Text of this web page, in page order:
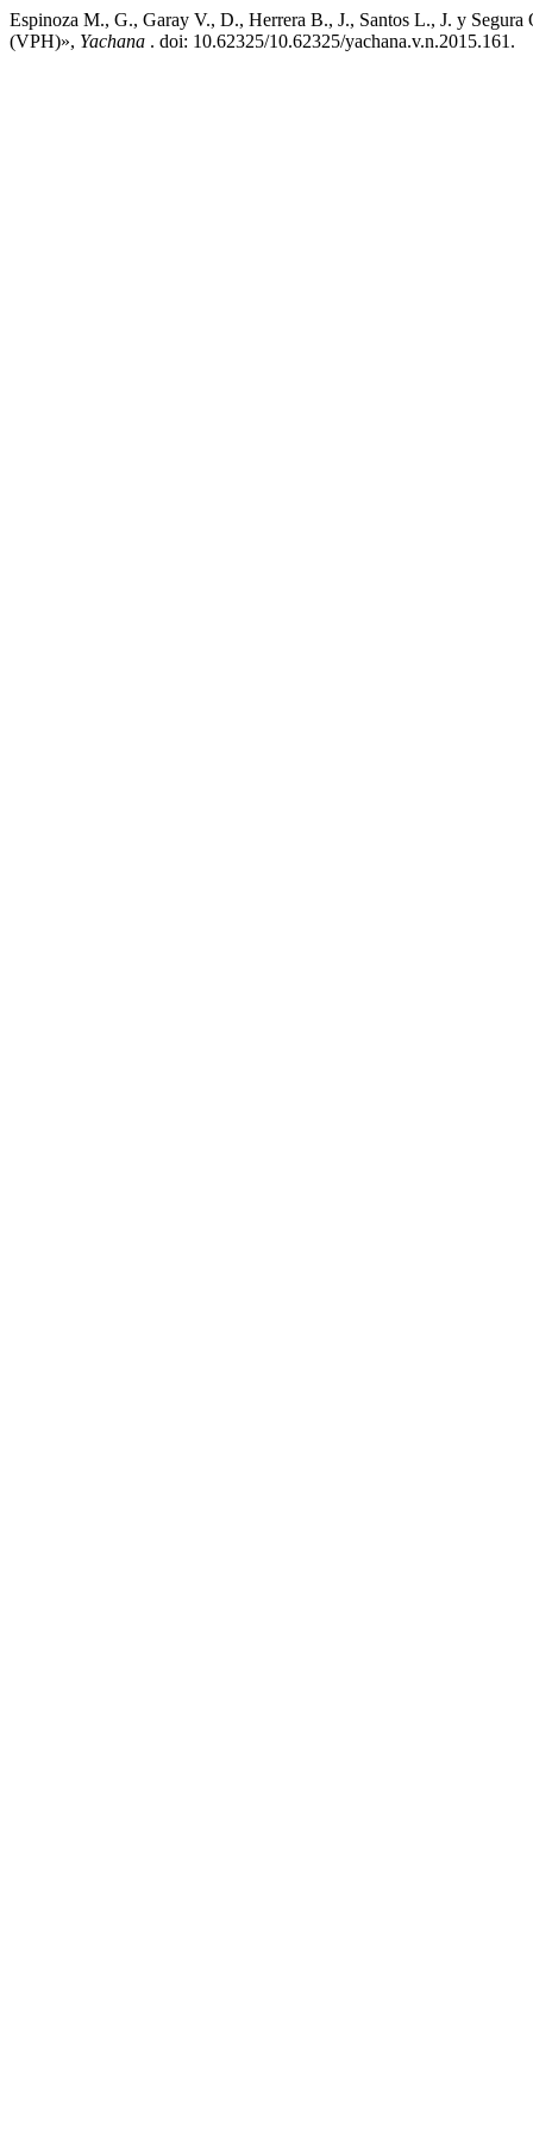
Espinoza M., G., Garay V., D., Herrera B., J., Santos L., J. y
(VPH)», Yachana . doi: 10.62325/10.62325/yachana.v.n.2015.161.